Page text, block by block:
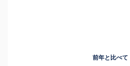
前年と比べて